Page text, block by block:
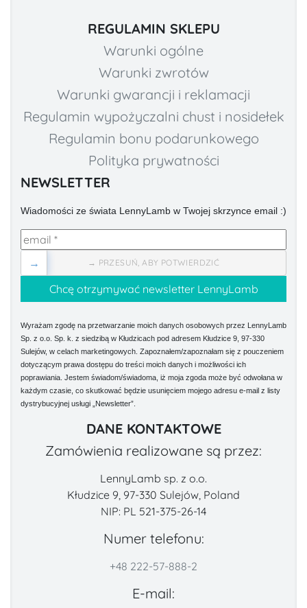
REGULAMIN SKLEPU
Warunki ogólne
Warunki zwrotów
Warunki gwarancji i reklamacji
Regulamin wypożyczalni chust i nosidełek
Regulamin bonu podarunkowego
Polityka prywatności
NEWSLETTER
Wiadomości ze świata LennyLamb w Twojej skrzynce email :)
→ PRZESUŃ, ABY POTWIERDZIĆ
→
Wyrażam zgodę na przetwarzanie moich danych osobowych przez LennyLamb
Sp. z o.o. Sp. k. z siedzibą w Kłudzicach pod adresem Kłudzice 9, 97-330
Sulejów, w celach marketingowych. Zapoznałem/zapoznałam się z pouczeniem
dotyczącym prawa dostępu do treści moich danych i możliwości ich
poprawiania. Jestem świadom/świadoma, iż moja zgoda może być odwołana w
każdym czasie, co skutkować będzie usunięciem mojego adresu e-mail z listy
dystrybucyjnej usługi „Newsletter”.
DANE KONTAKTOWE
Zamówienia realizowane są przez:
LennyLamb sp. z o.o.
Kłudzice 9, 97-330 Sulejów, Poland
NIP: PL 521-375-26-14
Numer telefonu:
+48 222-57-888-2
E-mail: